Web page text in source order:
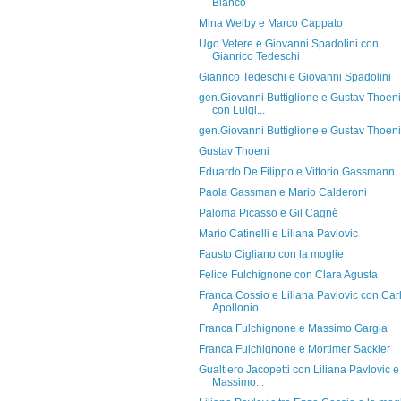
Bianco
Mina Welby e Marco Cappato
Ugo Vetere e Giovanni Spadolini con
Gianrico Tedeschi
Gianrico Tedeschi e Giovanni Spadolini
gen.Giovanni Buttiglione e Gustav Thoeni
con Luigi...
gen.Giovanni Buttiglione e Gustav Thoeni
Gustav Thoeni
Eduardo De Filippo e Vittorio Gassmann
Paola Gassman e Mario Calderoni
Paloma Picasso e Gil Cagnè
Mario Catinelli e Liliana Pavlovic
Fausto Cigliano con la moglie
Felice Fulchignone con Clara Agusta
Franca Cossio e Liliana Pavlovic con
Apollonio
Franca Fulchignone e Massimo Gargia
Franca Fulchignone e Mortimer Sackler
Gualtiero Jacopetti con Liliana Pavlovic e
Massimo...